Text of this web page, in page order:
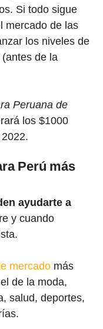
Si todo sigue
mercado de las
los niveles de
de la
Peruana de
los $1000
Perú más
ayudarte a
y cuando
mercado más
de la moda,
salud, deportes,